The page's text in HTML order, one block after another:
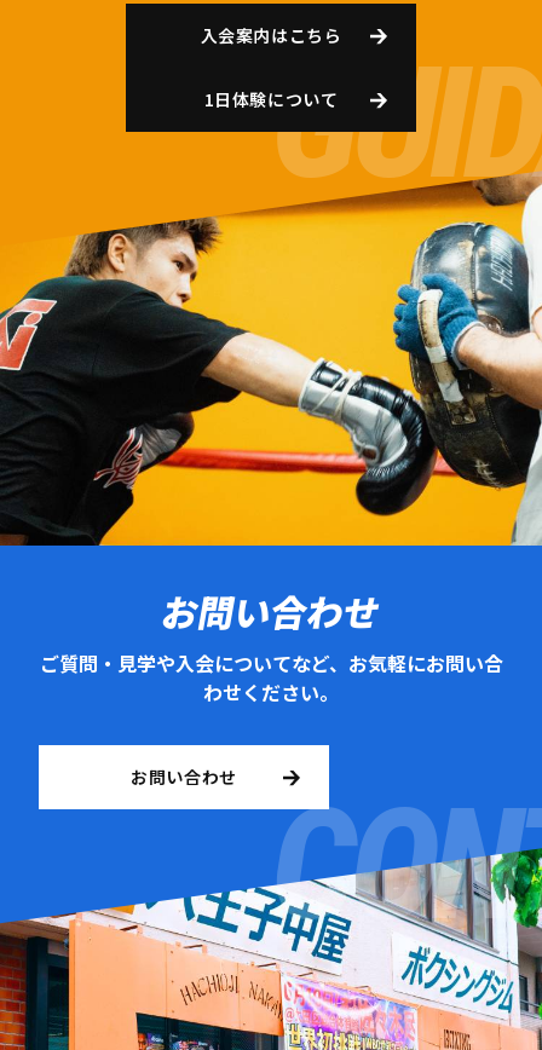
入会案内はこちら
1日体験について
お問い合わせ
ご質問・見学や入会についてなど、お気軽にお問い合
わせください。
お問い合わせ